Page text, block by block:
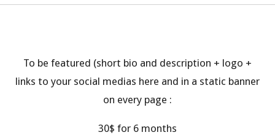
To be featured (short bio and description + logo +
links to your social medias here and in a static banner
on every page :
30$ for 6 months